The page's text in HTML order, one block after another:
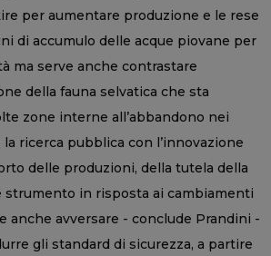
per aumentare produzione e le rese
di accumulo delle acque piovane per
ma serve anche contrastare
della fauna selvatica che sta
zone interne all’abbandono nei
ricerca pubblica con l’innovazione
delle produzioni, della tutela della
strumento in risposta ai cambiamenti
anche avversare - conclude Prandini -
gli standard di sicurezza, a partire